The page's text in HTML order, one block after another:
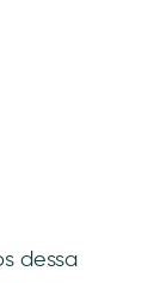
dessa